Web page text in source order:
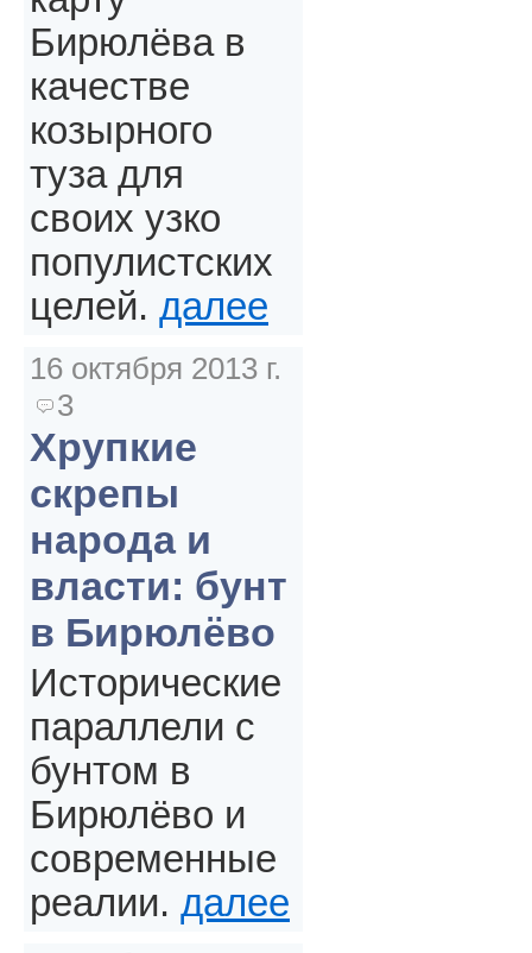
Бирюлёва в
качестве
козырного
туза для
своих узко
популистских
целей. далее
16 октября 2013 г.
3
Хрупкие
скрепы
народа и
власти: бунт
в Бирюлёво
Исторические
параллели с
бунтом в
Бирюлёво и
современные
реалии. далее